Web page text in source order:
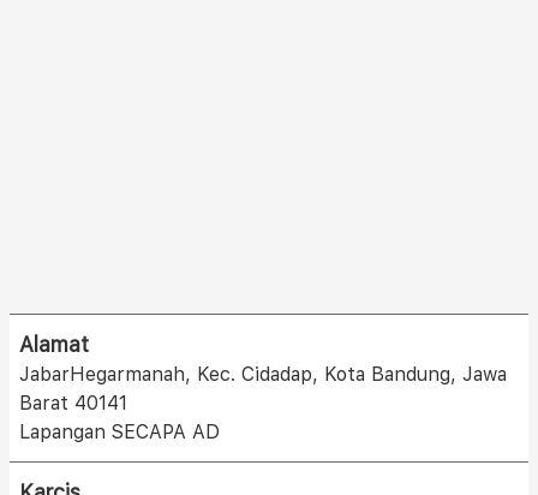
Alamat
JabarHegarmanah, Kec. Cidadap, Kota Bandung, Jawa
Barat 40141
Lapangan SECAPA AD